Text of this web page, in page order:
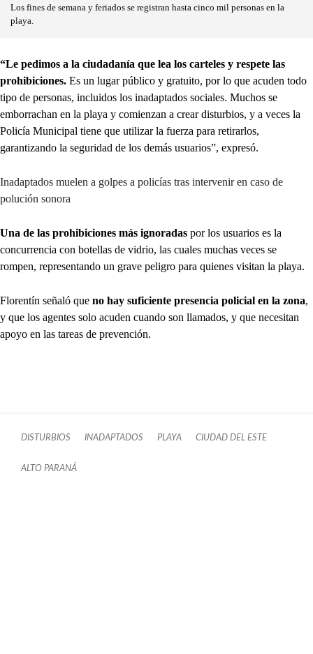
Los fines de semana y feriados se registran hasta cinco mil personas en la
playa.
“Le pedimos a la ciudadanía que lea los carteles y respete las
prohibiciones. Es un lugar público y gratuito, por lo que acuden todo
tipo de personas, incluidos los inadaptados sociales. Muchos se
emborrachan en la playa y comienzan a crear disturbios, y a veces la
Policía Municipal tiene que utilizar la fuerza para retirarlos,
garantizando la seguridad de los demás usuarios”, expresó.
Inadaptados muelen a golpes a policías tras intervenir en caso de
polución sonora
Una de las prohibiciones más ignoradas por los usuarios es la
concurrencia con botellas de vidrio, las cuales muchas veces se
rompen, representando un grave peligro para quienes visitan la playa.
Florentín señaló que no hay suficiente presencia policial en la zona,
y que los agentes solo acuden cuando son llamados, y que necesitan
apoyo en las tareas de prevención.
DISTURBIOS INADAPTADOS PLAYA CIUDAD DEL ESTE
ALTO PARANÁ